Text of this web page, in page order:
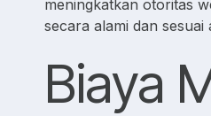
meningkatkan otoritas
secara alami dan
Biaya